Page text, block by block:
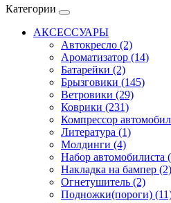
Категории
АКСЕССУАРЫ
Автокресло (2)
Ароматизатор (14)
Батарейки (2)
Брызговики (145)
Ветровики (29)
Коврики (231)
Компрессор
Литература (1)
Молдинги (4)
Набор автомобилиста
Накладка на бампер (2)
Огнетушитель (2)
Подножки(пороги)